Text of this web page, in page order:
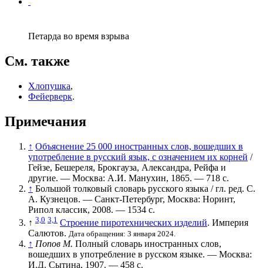
Петарда во время взрыва
См. также
Хлопушка,
Фейерверк.
Примечания
↑ Объяснение 25 000 иностранных слов, вошедших в
употребление в русский язык, с означением их корней /
Гейзе, Бешереля, Брокгауза, Александра, Рейфа и
другие. — Москва: А.И. Манухин, 1865. — 718 с.
↑ Большой толковый словарь русского языка / гл. ред. С.
А. Кузнецов. — Санкт-Петербург, Москва: Норинт,
Рипол классик, 2008. — 1534 с.
↑ 3,0 3,1 Строение пиротехнических изделий. Империя
Салютов. Дата обращения: 3 января 2024.
↑ Попов М. Полный словарь иностранных слов,
вошедших в употребление в русском языке. — Москва:
И.Д. Сытина, 1907. — 458 с.